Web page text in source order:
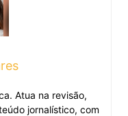
Atua na revisão,
jornalístico, com